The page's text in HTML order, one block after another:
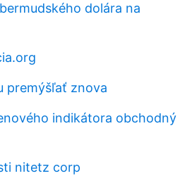
dolára na
premýšľať znova
indikátora obchodný
nitetz corp